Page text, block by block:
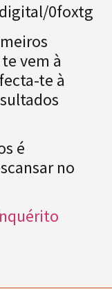
0foxtg
vem à
te à
é
no